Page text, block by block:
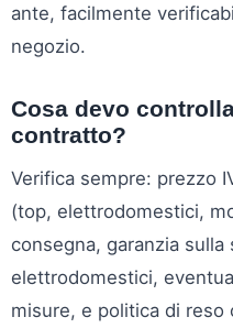
ante, facilmente
negozio.
Cosa devo
contratto?
Verifica sempre: prezzo
(top, elettrodomestici,
consegna, garanzia
elettrodomestici,
misure, e politica di reso